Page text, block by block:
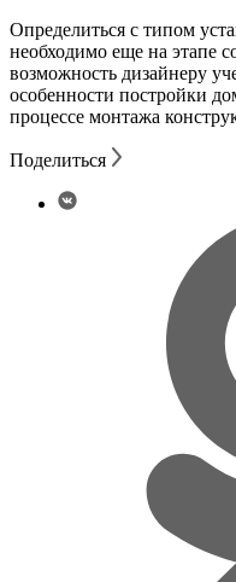
Определиться с типом
необходимо еще на этапе
возможность дизайнеру
особенности постройки
процессе монтажа
Поделиться